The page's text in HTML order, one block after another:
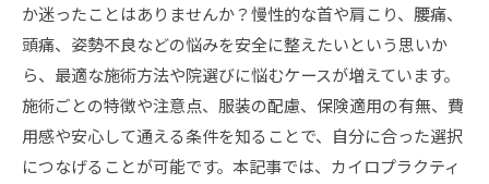
か迷ったことはありませんか？慢性的な首や肩こり、腰痛、
頭痛、姿勢不良などの悩みを安全に整えたいという思いか
ら、最適な施術方法や院選びに悩むケースが増えています。
施術ごとの特徴や注意点、服装の配慮、保険適用の有無、費
用感や安心して通える条件を知ることで、自分に合った選択
につなげることが可能です。本記事では、カイロプラクティ